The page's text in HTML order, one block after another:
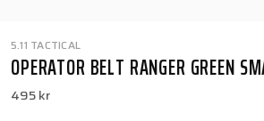
5.11 TACTICAL
OPERATOR BELT RANGER GREEN
495 kr